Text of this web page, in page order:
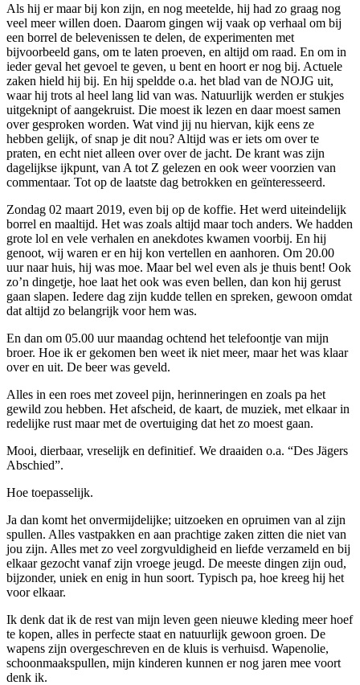
Als hij er maar bij kon zijn, en nog meetelde, hij had zo graag nog
veel meer willen doen. Daarom gingen wij vaak op verhaal om bij
een borrel de belevenissen te delen, de experimenten met
bijvoorbeeld gans, om te laten proeven, en altijd om raad. En om in
ieder geval het gevoel te geven, u bent en hoort er nog bij. Actuele
zaken hield hij bij. En hij speldde o.a. het blad van de NOJG uit,
waar hij trots al heel lang lid van was. Natuurlijk werden er stukjes
uitgeknipt of aangekruist. Die moest ik lezen en daar moest samen
over gesproken worden. Wat vind jij nu hiervan, kijk eens ze
hebben gelijk, of snap je dit nou? Altijd was er iets om over te
praten, en echt niet alleen over over de jacht. De krant was zijn
dagelijkse ijkpunt, van A tot Z gelezen en ook weer voorzien van
commentaar. Tot op de laatste dag betrokken en geïnteresseerd.
Zondag 02 maart 2019, even bij op de koffie. Het werd uiteindelijk
borrel en maaltijd. Het was zoals altijd maar toch anders. We hadden
grote lol en vele verhalen en anekdotes kwamen voorbij. En hij
genoot, wij waren er en hij kon vertellen en aanhoren. Om 20.00
uur naar huis, hij was moe. Maar bel wel even als je thuis bent! Ook
zo’n dingetje, hoe laat het ook was even bellen, dan kon hij gerust
gaan slapen. Iedere dag zijn kudde tellen en spreken, gewoon omdat
dat altijd zo belangrijk voor hem was.
En dan om 05.00 uur maandag ochtend het telefoontje van mijn
broer. Hoe ik er gekomen ben weet ik niet meer, maar het was klaar
over en uit. De beer was geveld.
Alles in een roes met zoveel pijn, herinneringen en zoals pa het
gewild zou hebben. Het afscheid, de kaart, de muziek, met elkaar in
redelijke rust maar met de overtuiging dat het zo moest gaan.
Mooi, dierbaar, vreselijk en definitief. We draaiden o.a. “Des Jägers
Abschied”.
Hoe toepasselijk.
Ja dan komt het onvermijdelijke; uitzoeken en opruimen van al zijn
spullen. Alles vastpakken en aan prachtige zaken zitten die niet van
jou zijn. Alles met zo veel zorgvuldigheid en liefde verzameld en bij
elkaar gezocht vanaf zijn vroege jeugd. De meeste dingen zijn oud,
bijzonder, uniek en enig in hun soort. Typisch pa, hoe kreeg hij het
voor elkaar.
Ik denk dat ik de rest van mijn leven geen nieuwe kleding meer hoef
te kopen, alles in perfecte staat en natuurlijk gewoon groen. De
wapens zijn overgeschreven en de kluis is verhuisd. Wapenolie,
schoonmaakspullen, mijn kinderen kunnen er nog jaren mee voort
denk ik.